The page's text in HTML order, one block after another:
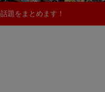
題をまとめます！